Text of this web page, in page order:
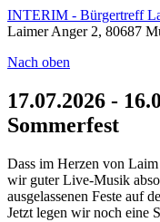
INTERIM - Bürgertreff
Laimer Anger 2, 80687
Nach oben
17.07.2026 -
Sommerfest
Dass im Herzen von
wir guter Live-Musik
ausgelassenen Feste auf
Jetzt legen wir noch eine